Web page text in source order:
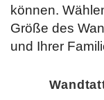
können.
Größe des
und Ihrer